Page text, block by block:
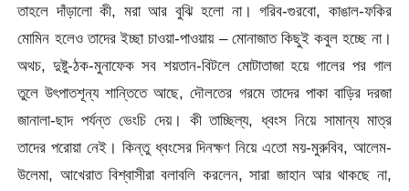
তাহলে দাঁড়ালো কী, মরা আর বুঝি হলো না। গরিব-গুরবো, কাঙাল-ফকির
মোমিন হলেও তাদের ইচ্ছা চাওয়া-পাওয়ায় – মোনাজাত কিছুই কবুল হচ্ছে না।
অথচ, দুষ্টু-ঠক-মুনাফেক সব শয়তান-বিটলে মোটাতাজা হয়ে গালের পর গাল
তুলে উৎপাতশূন্য শান্তিতে আছে, দৌলতের গরমে তাদের পাকা বাড়ির দরজা
জানালা-ছাদ পর্যন্ত ভেংচি দেয়। কী তাচ্ছিল্য, ধ্বংস নিয়ে সামান্য মাত্র
তাদের পরোয়া নেই। কিন্তু ধ্বংসের দিনক্ষণ নিয়ে এতো ময়-মুরুবিব, আলেম-
উলেমা, আখেরাত বিশ্বাসীরা বলাবলি করলেন, সারা জাহান আর থাকছে না,